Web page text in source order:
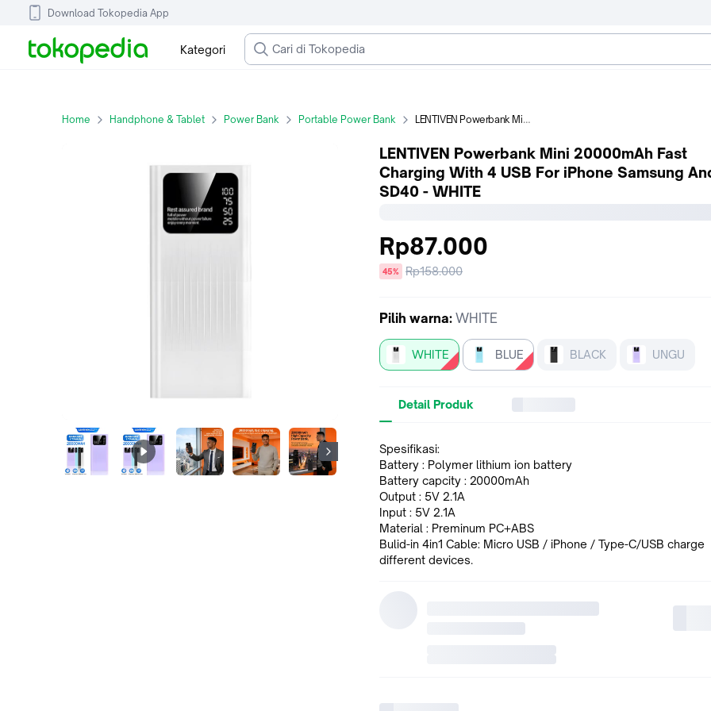
Download Tokopedia App
Kategori
Home Handphone & Tablet Power Bank Portable Power Bank LENTIVEN Powerbank Mini 20000mAh Fast Charging With 4 USB For iPhone Samsung Android SD40 - WHITE
LENTIVEN Powerbank Mini 20000mAh Fast
Charging With 4 USB For iPhone Samsung
SD40 - WHITE
Rp87.000
diskon
45%
Harga
Rp158.000
Pilih warna: WHITE
WHITE BLUE BLACK UNGU
Detail Produk
Spesifikasi:
Battery : Polymer lithium ion battery
Battery capcity : 20000mAh
Output : 5V 2.1A
Input : 5V 2.1A
Material : Preminum PC+ABS
Bulid-in 4in1 Cable: Micro USB / iPhone / Type-C/USB charge
different devices.
1. Kompatibel untuk berbagai smartphone dengan OS
5. Flight Friendly